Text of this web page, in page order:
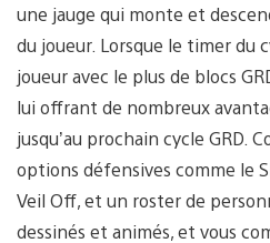
une jauge qui monte et
du joueur. Lorsque le timer du
joueur avec le plus de blocs
lui offrant de nombreux
jusqu’au prochain cycle GRD.
options défensives comme le
Veil Off, et un roster de
dessinés et animés, et vous